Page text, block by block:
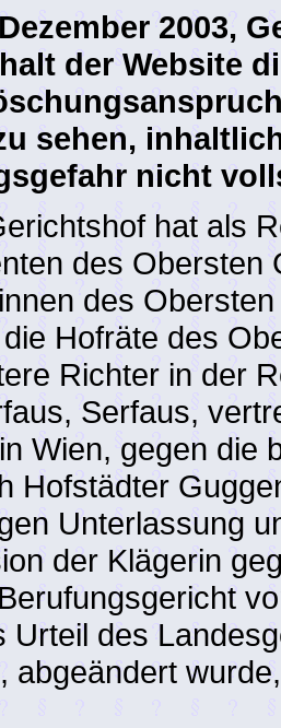
2003,
der Website
sehen,
nicht
hat als
des Obersten
des
Hofräte des
Richter in der
Serfaus,
Wien, gegen die
Hofstädter
Unterlassung
der Klägerin
Urteil des
abgeändert